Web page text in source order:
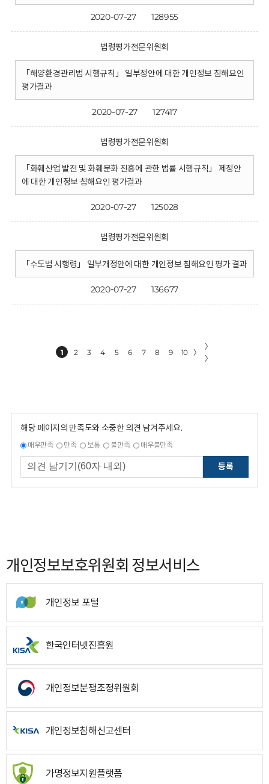
2020-07-27 128955
법령평가전문위원회
「해양환경관리법 시행규칙」 일부정안에 대한 개인정보 침해요인
평가결과
2020-07-27 127417
법령평가전문위원회
「화훼산업 발전 및 화훼문화 진흥에 관한 법률 시행규칙」 제정안
에 대한 개인정보 침해요인 평가결과
2020-07-27 125028
법령평가전문위원회
「수도법 시행령」 일부개정안에 대한 개인정보 침해요인 평가 결과
2020-07-27 136677
1 2 3 4 5 6 7 8 9 10 〉
〉
〉
해당 페이지의 만족도와 소중한 의견 남겨주세요.
매우만족 만족 보통 불만족 매우불만족
등록
개인정보보호위원회 정보서비스
개인정보 포털
한국인터넷진흥원
개인정보분쟁조정위원회
개인정보침해신고센터
가명정보지원플랫폼